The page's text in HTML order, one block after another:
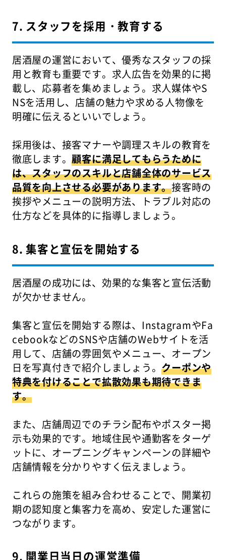
7. スタッフを採用・教育する
居酒屋の運営において、優秀なスタッフの採
用と教育も重要です。求人広告を効果的に掲
載し、応募者を集めましょう。求人媒体やS
NSを活用し、店舗の魅力や求める人物像を
明確に伝えるといいでしょう。
採用後は、接客マナーや調理スキルの教育を
徹底します。顧客に満足してもらうために
は、スタッフのスキルと店舗全体のサービス
品質を向上させる必要があります。接客時の
挨拶やメニューの説明方法、トラブル対応の
仕方などを具体的に指導しましょう。
8. 集客と宣伝を開始する
居酒屋の成功には、効果的な集客と宣伝活動
が欠かせません。
集客と宣伝を開始する際は、InstagramやFa
cebookなどのSNSや店舗のWebサイトを活
用して、店舗の雰囲気やメニュー、オープン
日を写真付きで紹介しましょう。クーポンや
特典を付けることで拡散効果も期待できま
す。
また、店舗周辺でのチラシ配布やポスター掲
示も効果的です。地域住民や通勤客をターゲ
ットに、オープニングキャンペーンの詳細や
店舗情報を分かりやすく伝えましょう。
これらの施策を組み合わせることで、開業初
期の認知度と集客力を高め、安定した運営に
つながります。
9. 開業日当日の運営準備